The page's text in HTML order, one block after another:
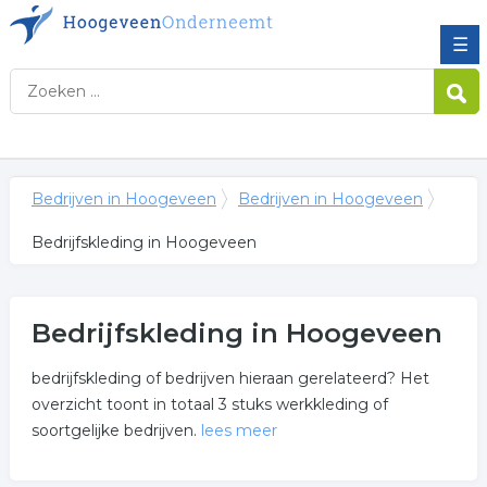
☰
Bedrijven in Hoogeveen Bedrijven in Hoogeveen
Bedrijfskleding in Hoogeveen
Bedrijfskleding in Hoogeveen
bedrijfskleding of bedrijven hieraan gerelateerd? Het
overzicht toont in totaal 3 stuks werkkleding of
soortgelijke bedrijven. lees meer